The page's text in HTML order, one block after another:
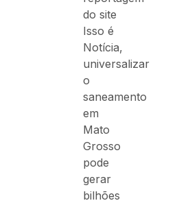
do site
Isso é
Notícia,
universalizar
o
saneamento
em
Mato
Grosso
pode
gerar
bilhões